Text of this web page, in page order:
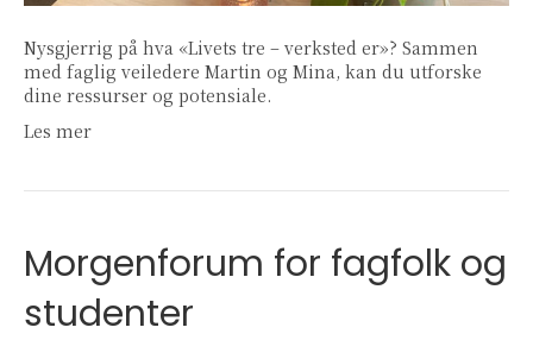
Nysgjerrig på hva «Livets tre – verksted er»? Sammen
med faglig veiledere Martin og Mina, kan du utforske
dine ressurser og potensiale.
Les mer
Morgenforum for fagfolk og
studenter